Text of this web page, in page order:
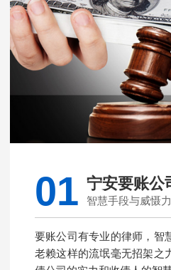
01 宁安要账公
智慧手段与威慑
要账公司有专业的律师，智
老赖这样的流氓毫无招架之